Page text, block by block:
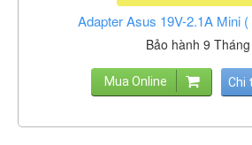
Adapter Asus 19V-2.1A Mini
Bảo hành 9 Tháng
Mua Online Chi